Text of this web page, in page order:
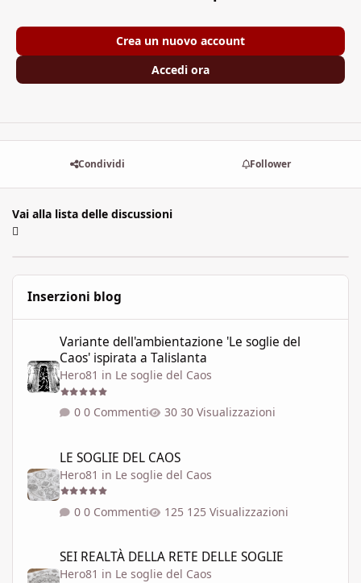
Crea un nuovo account
Accedi ora
Condividi Follower
Vai alla lista delle discussioni
Inserzioni blog
Variante dell'ambientazione 'Le soglie del
Caos' ispirata a Talislanta
Hero81 in Le soglie del Caos
0 Commenti 30 Visualizzazioni
LE SOGLIE DEL CAOS
Hero81 in Le soglie del Caos
0 Commenti 125 Visualizzazioni
SEI REALTÀ DELLA RETE DELLE SOGLIE
Hero81 in Le soglie del Caos